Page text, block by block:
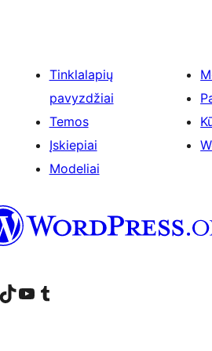
Tinklalapių
pavyzdžiai
Temos
Įskiepiai
Modeliai
account
LinkedIn account
Apsilankykite mūsų TikTok paskyroje
Visit our YouTube channel
Apsilankykite mūsų Tumblr paskyroje